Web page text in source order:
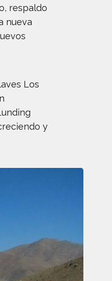
respaldo
nueva
Los
y